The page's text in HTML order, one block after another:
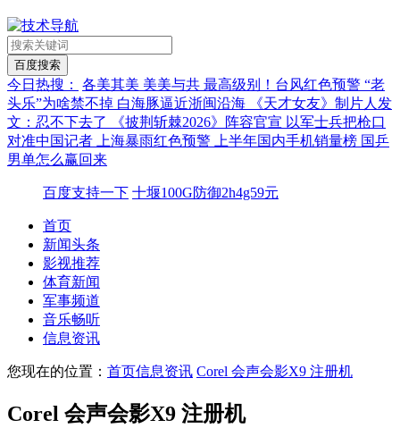
今日热搜： 各美其美 美美与共 最高级别！台风红色预警 “老
头乐”为啥禁不掉 白海豚逼近浙闽沿海
《天才女友》制片人发
文：忍不下去了
《披荆斩棘2026》阵容官宣 以军士兵把枪口
对准中国记者
上海暴雨红色预警 上半年国内手机销量榜 国乒
男单怎么赢回来
百度支持一下 十堰100G防御2h4g59元
首页
新闻头条
影视推荐
体育新闻
军事频道
音乐畅听
信息资讯
您现在的位置： 首页信息资讯 Corel 会声会影X9 注册机
Corel 会声会影X9 注册机